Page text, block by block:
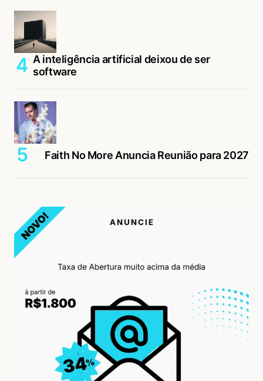
A inteligência artificial deixou de ser
software
Faith No More Anuncia Reunião para 2027